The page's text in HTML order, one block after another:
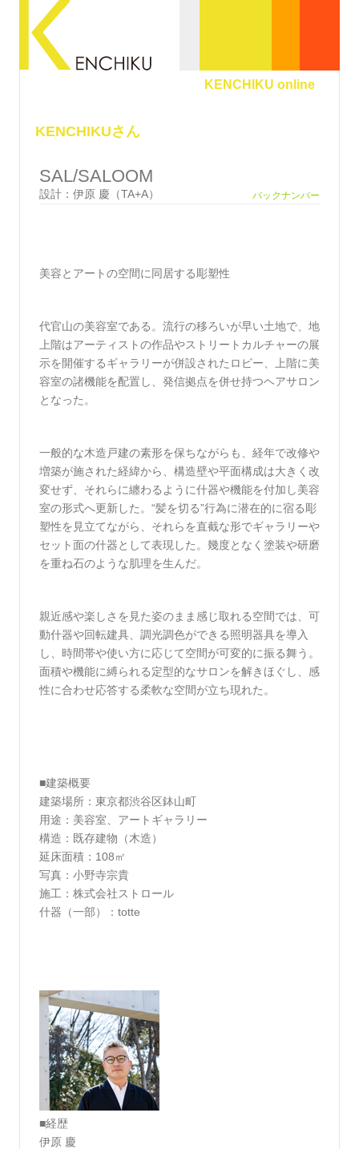
KENCHIKU online
KENCHIKUさん
SAL/SALOOM
設計：伊原 慶（TA+A） バックナンバー
美容とアートの空間に同居する彫塑性
代官山の美容室である。流行の移ろいが早い土地で、地
上階はアーティストの作品やストリートカルチャーの展
示を開催するギャラリーが併設されたロビー、上階に美
容室の諸機能を配置し、発信拠点を併せ持つヘアサロン
となった。
一般的な木造戸建の素形を保ちながらも、経年で改修や
増築が施された経緯から、構造壁や平面構成は大きく改
変せず、それらに纏わるように什器や機能を付加し美容
室の形式へ更新した。“髪を切る”行為に潜在的に宿る彫
塑性を見立てながら、それらを直截な形でギャラリーや
セット面の什器として表現した。幾度となく塗装や研磨
を重ね石のような肌理を生んだ。
親近感や楽しさを見た姿のまま感じ取れる空間では、可
動什器や回転建具、調光調色ができる照明器具を導入
し、時間帯や使い方に応じて空間が可変的に振る舞う。
面積や機能に縛られる定型的なサロンを解きほぐし、感
性に合わせ応答する柔軟な空間が立ち現れた。
■建築概要
建築場所：東京都渋谷区鉢山町
用途：美容室、アートギャラリー
構造：既存建物（木造）
延床面積：108㎡
写真：小野寺宗貴
施工：株式会社ストロール
什器（一部）：totte
■経歴
伊原 慶